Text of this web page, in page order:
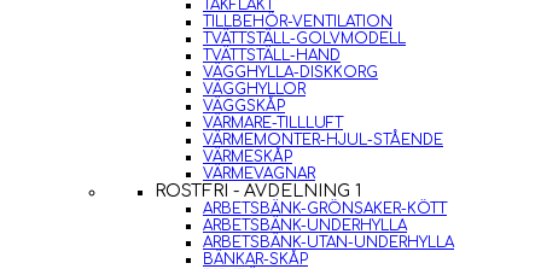
TAKFLÄKT
TILLBEHÖR-VENTILATION
TVÄTTSTÄLL-GOLVMODELL
TVÄTTSTÄLL-HAND
VÄGGHYLLA-DISKKORG
VÄGGHYLLOR
VÄGGSKÅP
VÄRMARE-TILLLUFT
VÄRMEMONTER-HJUL-STÅENDE
VÄRMESKÅP
VÄRMEVAGNAR
ROSTFRI - AVDELNING 1
ARBETSBÄNK-GRÖNSAKER-KÖTT
ARBETSBÄNK-UNDERHYLLA
ARBETSBÄNK-UTAN-UNDERHYLLA
BÄNKAR-SKÅP